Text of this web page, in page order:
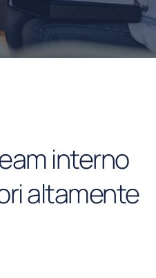
interno
altamente